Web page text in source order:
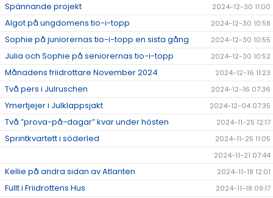
Spännande projekt 2024-12-30 11:00
Algot på ungdomens tio-i-topp 2024-12-30 10:58
Sophie på juniorernas tio-i-topp en sista gång 2024-12-30 10:55
Julia och Sophie på seniorernas tio-i-topp 2024-12-30 10:52
Månadens friidrottare November 2024 2024-12-16 11:23
Två pers i Julruschen 2024-12-16 07:36
Ymertjejer i Julklappsjakt 2024-12-04 07:35
Två ”prova-på-dagar” kvar under hösten 2024-11-25 12:17
Sprintkvartett i söderled
2024-11-25 11:05
2024-11-21 07:44
Kellie på andra sidan av Atlanten 2024-11-18 12:01
Fullt i Friidrottens Hus 2024-11-18 09:17